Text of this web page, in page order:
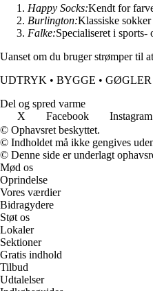
Happy Socks:Kendt for
Burlington:Klassiske
Falke:Specialiseret i sports-
Uanset om du bruger strømper til
UDTRYK • BYGGE • GØGLER
Del og spred varme
X
Facebook Instagram
© Ophavsret beskyttet.
© Indholdet må ikke gengives
© Denne side er underlagt
Mød os
Oprindelse
Vores værdier
Bidragydere
Støt os
Lokaler
Sektioner
Gratis indhold
Tilbud
Udtalelser